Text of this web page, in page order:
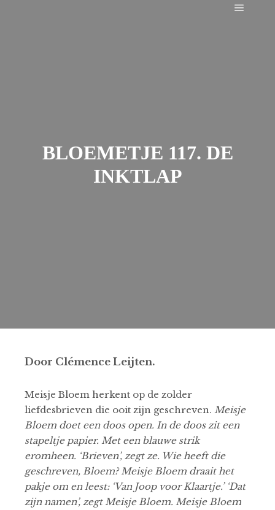
BLOEMETJE 117. DE
INKTLAP
Door Clémence Leijten.
Meisje Bloem herkent op de zolder
liefdesbrieven die ooit zijn geschreven. Meisje
Bloem doet een doos open. In de doos zit een
stapeltje papier. Met een blauwe strik
eromheen. ‘Brieven’, zegt ze. Wie heeft die
geschreven, Bloem? Meisje Bloem draait het
pakje om en leest: ‘Van Joop voor Klaartje.’ ‘Dat
zijn namen’, zegt Meisje Bloem. Meisje Bloem